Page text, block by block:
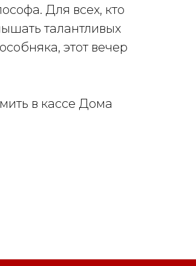
Для всех, кто
талантливых
этот вечер
в кассе Дома